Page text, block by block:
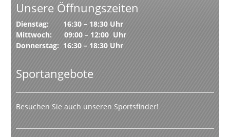
Unsere Öffnungszeiten
Dienstag: 16:30 – 18:30 Uhr
Mittwoch: 09:00 – 12:00 Uhr
Donnerstag: 16:30 – 18:30 Uhr
Sportangebote
Besuchen Sie auch unseren Sportsfinder!